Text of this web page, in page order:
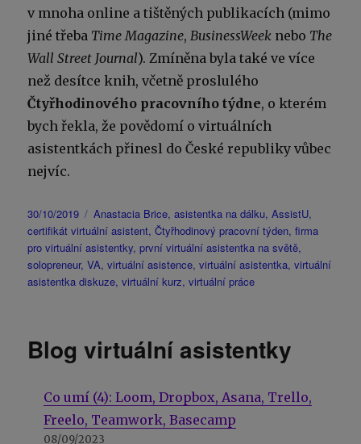
v mnoha online a tištěných publikacích (mimo
jiné třeba Time Magazine,BusinessWeek nebo The
Wall Street Journal). Zmíněna byla také ve více
než desítce knih, včetně proslulého
Čtyřhodinového pracovního týdne, o kterém
bych řekla, že povědomí o virtuálních
asistentkách přinesl do České republiky vůbec
nejvíc.
Publikováno:
30/10/2019 Štítky:
Anastacia Brice,asistentka na dálku,AssistU,
certifikát virtuální asistent,Čtyřhodinový pracovní týden,firma
pro virtuální asistentky,první virtuální asistentka na světě,
solopreneur,VA,virtuální asistence,virtuální asistentka,virtuální
asistentka diskuze,virtuální kurz,virtuální práce
Blog virtuální asistentky
Co umí (4): Loom, Dropbox, Asana, Trello,
Freelo, Teamwork, Basecamp
08/09/2023